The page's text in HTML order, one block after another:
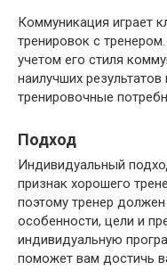
Коммуникация играет
тренировок с
учетом его стиля
наилучших
тренировочные
Подход
Индивидуальный
признак хорошего
поэтому тренер
особенности, цели и
индивидуальную
поможет вам достичь